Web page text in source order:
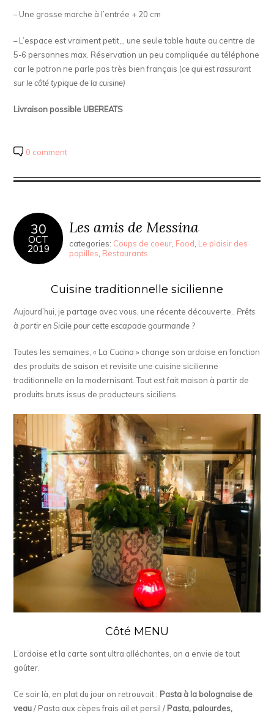
– Une grosse marche à l’entrée + 20 cm
– L’espace est vraiment petit,,, une seule table haute au centre de
5-6 personnes max. Réservation un peu compliquée au téléphone
car le patron ne parle pas très bien français (ce qui est rassurant
sur le côté typique de la cuisine)
Livraison possible UBEREATS
0 comment
30
OCT
2019
Les amis de Messina
categories: Coups de coeur, Food, Le plaisir des
papilles, Restaurants
Cuisine traditionnelle sicilienne
Aujourd’hui, je partage avec vous, une récente découverte.. Prêts
à partir en Sicile pour cette escapade gourmande ?
Toutes les semaines, « La Cucina » change son ardoise en fonction
des produits de saison et revisite une cuisine sicilienne
traditionnelle en la modernisant. Tout est fait maison à partir de
produits bruts issus de producteurs siciliens.
Côté MENU
L’ardoise et la carte sont ultra alléchantes, on a envie de tout
goûter.
Ce soir là, en plat du jour on retrouvait : Pasta à la bolognaise de
veau/ Pasta aux cèpes frais ail et persil / Pasta, palourdes,